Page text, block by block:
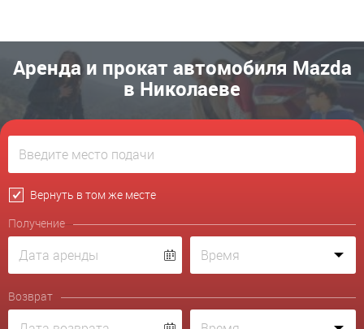
Аренда и прокат автомобиля Mazda
в Николаеве
Вернуть в том же месте
Получение
Возврат